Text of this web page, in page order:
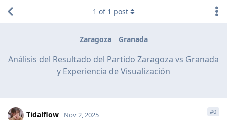
Zaragoza Granada
Análisis del Resultado del Partido Zaragoza vs Granada
y Experiencia de Visualización
1 of 1 post
Tidalflow Nov 2, 2025 #0